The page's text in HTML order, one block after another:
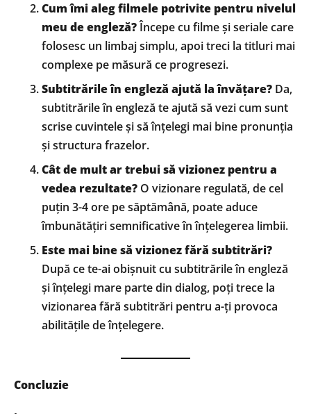
Cum îmi aleg filmele potrivite pentru nivelul
meu de engleză?Începe cu filme și seriale care
folosesc un limbaj simplu, apoi treci la titluri mai
complexe pe măsură ce progresezi.
Subtitrările în engleză ajută la învățare? Da,
subtitrările în engleză te ajută să vezi cum sunt
scrise cuvintele și să înțelegi mai bine pronunția
și structura frazelor.
Cât de mult ar trebui să vizionez pentru a
vedea rezultate? O vizionare regulată, de cel
puțin 3-4 ore pe săptămână, poate aduce
îmbunătățiri semnificative în înțelegerea limbii.
Este mai bine să vizionez fără subtitrări?
După ce te-ai obișnuit cu subtitrările în engleză
și înțelegi mare parte din dialog, poți trece la
vizionarea fără subtitrări pentru a-ți provoca
abilitățile de înțelegere.
Concluzie